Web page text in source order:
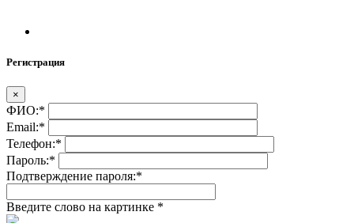
Регистрация
×
ФИО:*
Email:*
Телефон:*
Пароль:*
Подтверждение пароля:*
Введите слово на картинке *